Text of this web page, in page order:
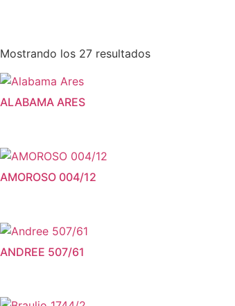
Mostrando los 27 resultados
ALABAMA ARES
AMOROSO 004/12
ANDREE 507/61